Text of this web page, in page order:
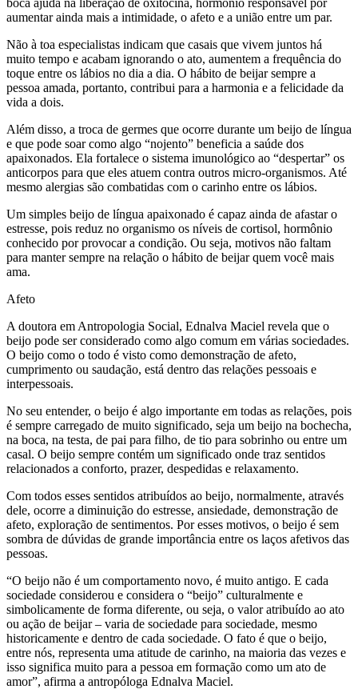
aumentar ainda mais a intimidade, o afeto e a união entre um par.
Não à toa especialistas indicam que casais que vivem juntos há
muito tempo e acabam ignorando o ato, aumentem a frequência do
toque entre os lábios no dia a dia. O hábito de beijar sempre a
pessoa amada, portanto, contribui para a harmonia e a felicidade da
vida a dois.
Além disso, a troca de germes que ocorre durante um beijo de língua
e que pode soar como algo “nojento” beneficia a saúde dos
apaixonados. Ela fortalece o sistema imunológico ao “despertar” os
anticorpos para que eles atuem contra outros micro-organismos. Até
mesmo alergias são combatidas com o carinho entre os lábios.
Um simples beijo de língua apaixonado é capaz ainda de afastar o
estresse, pois reduz no organismo os níveis de cortisol, hormônio
conhecido por provocar a condição. Ou seja, motivos não faltam
para manter sempre na relação o hábito de beijar quem você mais
ama.
Afeto
A doutora em Antropologia Social, Ednalva Maciel revela que o
beijo pode ser considerado como algo comum em várias sociedades.
O beijo como o todo é visto como demonstração de afeto,
cumprimento ou saudação, está dentro das relações pessoais e
interpessoais.
No seu entender, o beijo é algo importante em todas as relações, pois
é sempre carregado de muito significado, seja um beijo na bochecha,
na boca, na testa, de pai para filho, de tio para sobrinho ou entre um
casal. O beijo sempre contém um significado onde traz sentidos
relacionados a conforto, prazer, despedidas e relaxamento.
Com todos esses sentidos atribuídos ao beijo, normalmente, através
dele, ocorre a diminuição do estresse, ansiedade, demonstração de
afeto, exploração de sentimentos. Por esses motivos, o beijo é sem
sombra de dúvidas de grande importância entre os laços afetivos das
pessoas.
“O beijo não é um comportamento novo, é muito antigo. E cada
sociedade considerou e considera o “beijo” culturalmente e
simbolicamente de forma diferente, ou seja, o valor atribuído ao ato
ou ação de beijar – varia de sociedade para sociedade, mesmo
historicamente e dentro de cada sociedade. O fato é que o beijo,
entre nós, representa uma atitude de carinho, na maioria das vezes e
isso significa muito para a pessoa em formação como um ato de
amor”, afirma a antropóloga Ednalva Maciel.